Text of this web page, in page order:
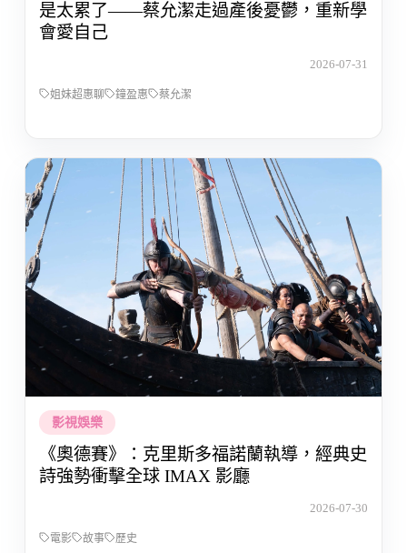
是太累了——蔡允潔走過產後憂鬱，重新學
會愛自己
2026-07-31
姐妹超惠聊 鐘盈惠 蔡允潔
影視娛樂
《奧德賽》：克里斯多福諾蘭執導，經典史
詩強勢衝擊全球 IMAX 影廳
2026-07-30
電影 故事 歷史